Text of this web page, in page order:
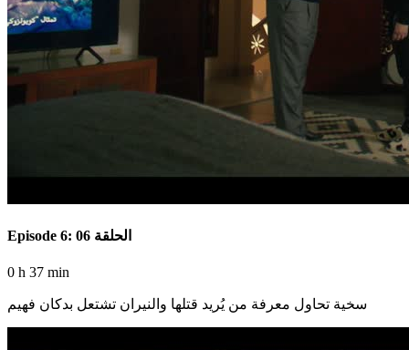
Episode 6: الحلقة 06
0 h 37 min
سخية تحاول معرفة من يُريد قتلها والنيران تشتعل بدكان فهيم